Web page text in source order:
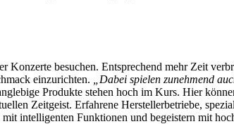
besuchen. Entsprechend mehr Zeit
einzurichten.
„Dabei spielen zunehmend
Produkte stehen hoch im Kurs. Hier
Zeitgeist. Erfahrene Herstellerbetriebe,
intelligenten Funktionen und begeistern mit